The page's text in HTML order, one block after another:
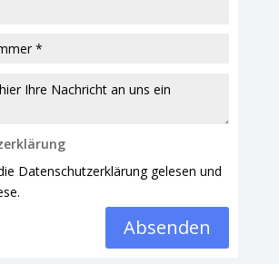
Datenschutzerklärung gelesen und
Absenden